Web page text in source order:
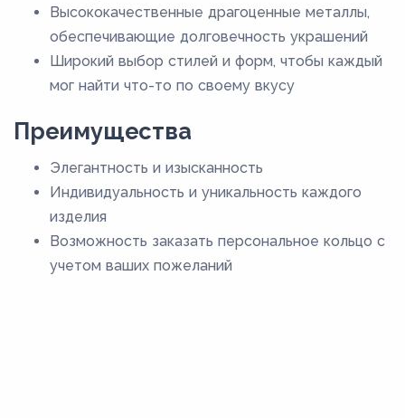
Высококачественные драгоценные металлы,
обеспечивающие долговечность украшений
Широкий выбор стилей и форм, чтобы каждый
мог найти что-то по своему вкусу
Преимущества
Элегантность и изысканность
Индивидуальность и уникальность каждого
изделия
Возможность заказать персональное кольцо с
учетом ваших пожеланий